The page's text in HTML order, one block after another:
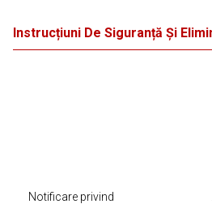
Instrucțiuni De Siguranță Și
Notificare privind